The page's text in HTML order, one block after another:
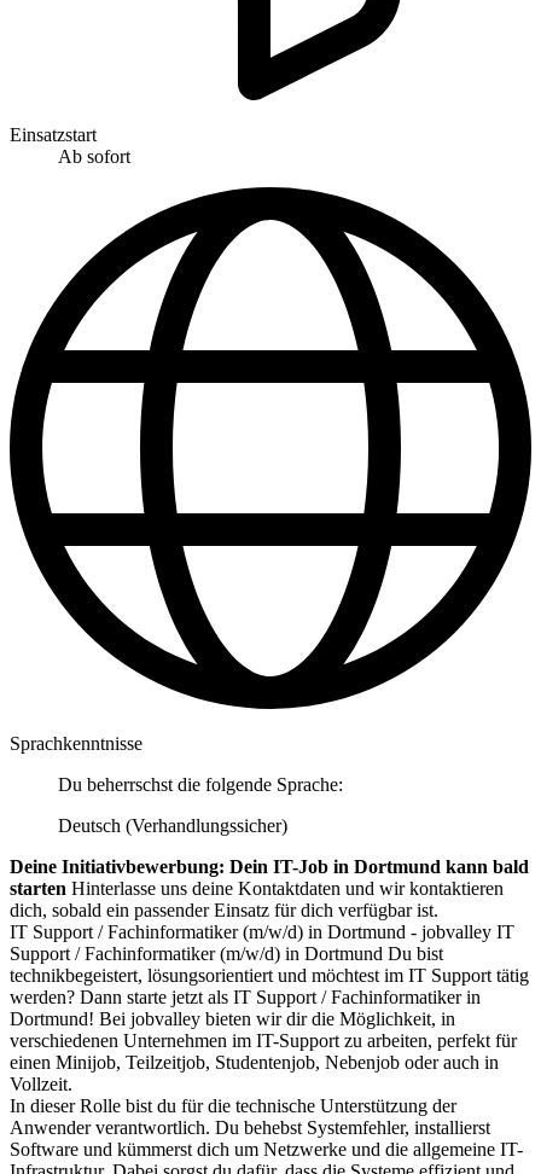
Einsatzstart
Ab sofort
Sprachkenntnisse
Du beherrschst die folgende Sprache:
Deutsch (Verhandlungssicher)
Deine Initiativbewerbung: Dein IT-Job in Dortmund kann bald
starten Hinterlasse uns deine Kontaktdaten und wir kontaktieren
dich, sobald ein passender Einsatz für dich verfügbar ist.
IT Support / Fachinformatiker (m/w/d) in Dortmund - jobvalley IT
Support / Fachinformatiker (m/w/d) in Dortmund Du bist
technikbegeistert, lösungsorientiert und möchtest im IT Support tätig
werden? Dann starte jetzt als IT Support / Fachinformatiker in
Dortmund! Bei jobvalley bieten wir dir die Möglichkeit, in
verschiedenen Unternehmen im IT-Support zu arbeiten, perfekt für
einen Minijob, Teilzeitjob, Studentenjob, Nebenjob oder auch in
Vollzeit.
In dieser Rolle bist du für die technische Unterstützung der
Anwender verantwortlich. Du behebst Systemfehler, installierst
Software und kümmerst dich um Netzwerke und die allgemeine IT-